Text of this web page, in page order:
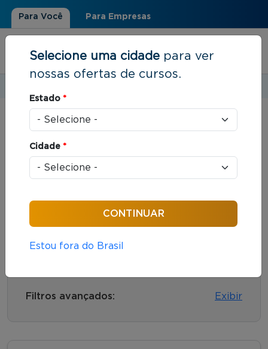
Para Você Para Empresas
Você está aqui
Resultados de busca
Foram encontrados: 312 cursos
Filtros avançados: Exibir
Selecione uma cidade para ver
nossas ofertas de cursos.
Estado *
Cidade *
Estou fora do Brasil